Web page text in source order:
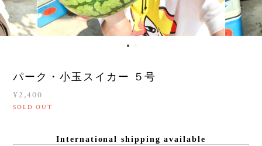
パーク・小玉スイカー ５号
¥2,400
SOLD OUT
International shipping available